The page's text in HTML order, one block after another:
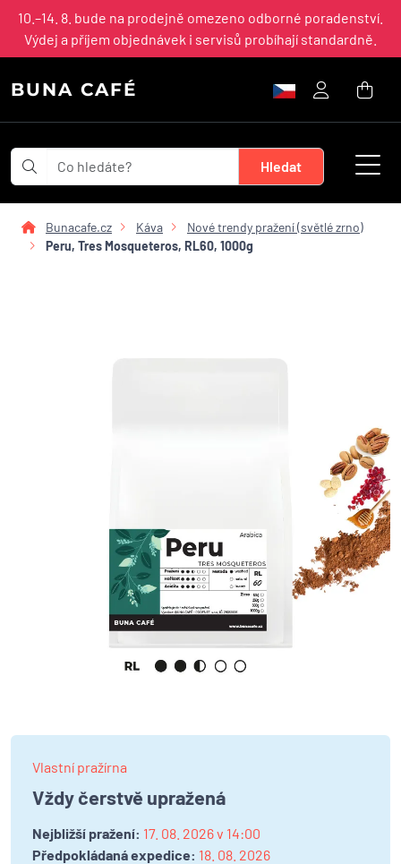
10.–14. 8. bude na prodejně omezeno odborné poradenství.
Výdej a příjem objednávek i servisů probíhají standardně.
BUNA CAFÉ
Bunacafe.cz Káva
Nové trendy pražení (světlé zrno)
Peru, Tres Mosqueteros, RL60, 1000g
Vlastní pražírna
Vždy čerstvě upražená
Nejbližší pražení: 17. 08. 2026 v 14:00
Předpokládaná expedice: 18. 08. 2026